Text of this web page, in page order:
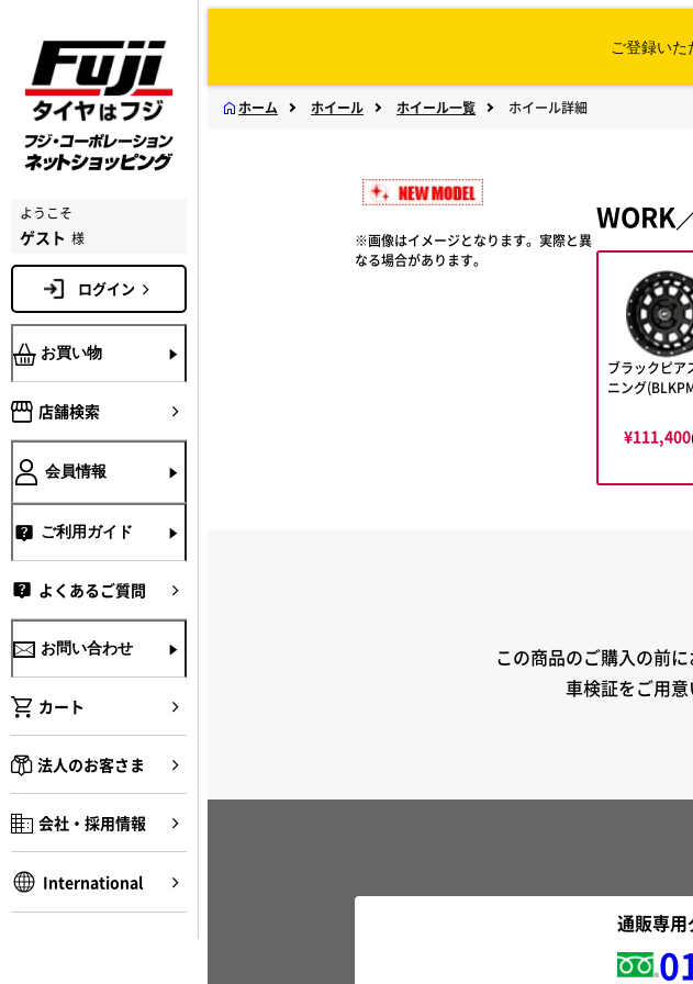
ようこそ
ゲスト 様
ログイン
お買い物
店舗検索
会員情報
ご利用ガイド
よくあるご質問
お問い合わせ
カート
法人のお客さま
会社・採用情報
International
ご登録いた
ホーム ホイール ホイール一覧 ホイール詳細
※画像はイメージとなります。実際と異
なる場合があります。
WORK
ブラックピア
ニング
¥111,400
この商品のご購入の前
車検証をご用
通販専